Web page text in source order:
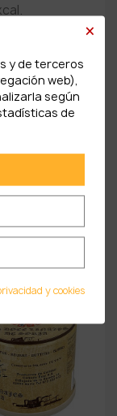
g.
×
y de terceros
web),
según
de
y cookies